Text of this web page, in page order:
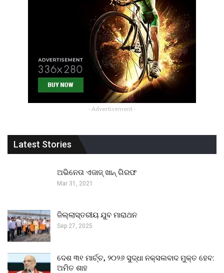
- Advertisement -
Latest Stories
ଅଭିନେତା ଏଜାଜ୍ ଖାନ୍ ଗିରଫ
Mar 31, 2021
ଜିଲ୍ଲାସ୍ତରୀୟ ଯୁବ ମାରାଥନ
Sep 27, 2025
ଦେଶ ୩୧ ମାର୍ଚ୍ଚ, ୨୦୨୬ ସୁଦ୍ଧା ନକ୍ସଲବାଦ ମୁକ୍ତ ହେବ:
ଅମିତ ଶାହ